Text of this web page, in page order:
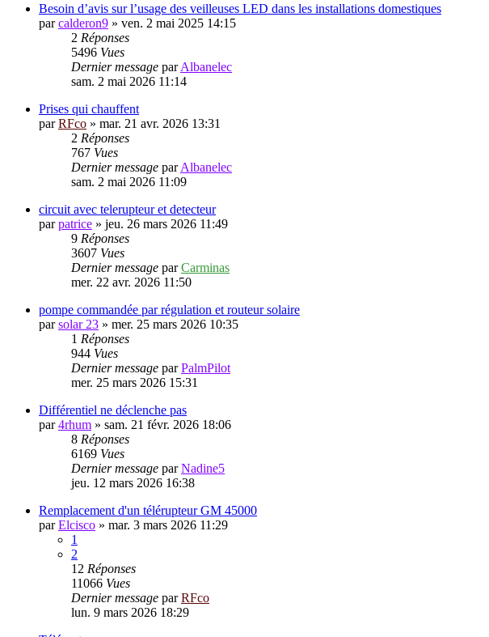
Besoin d’avis sur l’usage des veilleuses LED dans les installations domestiques
parcalderon9 » ven. 2 mai 2025 14:15
2 Réponses
5496 Vues
Dernier message parAlbanelec
sam. 2 mai 2026 11:14
Prises qui chauffent
parRFco » mar. 21 avr. 2026 13:31
2 Réponses
767 Vues
Dernier message parAlbanelec
sam. 2 mai 2026 11:09
circuit avec telerupteur et detecteur
parpatrice » jeu. 26 mars 2026 11:49
9 Réponses
3607 Vues
Dernier message parCarminas
mer. 22 avr. 2026 11:50
pompe commandée par régulation et routeur solaire
parsolar 23 » mer. 25 mars 2026 10:35
1 Réponses
944 Vues
Dernier message parPalmPilot
mer. 25 mars 2026 15:31
Différentiel ne déclenche pas
par4rhum » sam. 21 févr. 2026 18:06
8 Réponses
6169 Vues
Dernier message parNadine5
jeu. 12 mars 2026 16:38
Remplacement d'un télérupteur GM 45000
parElcisco » mar. 3 mars 2026 11:29
1
2
12 Réponses
11066 Vues
Dernier message parRFco
lun. 9 mars 2026 18:29